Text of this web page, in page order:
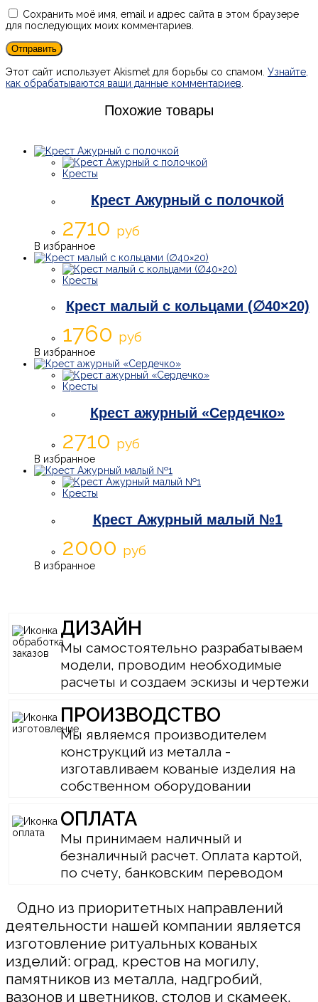
Сохранить моё имя, email и адрес сайта в этом браузере
для последующих моих комментариев.
Этот сайт использует Akismet для борьбы со спамом. Узнайте,
как обрабатываются ваши данные комментариев
Похожие товары
Кресты
Крест Ажурный с полочкой
2710 руб
В избранное
Кресты
Крест малый с кольцами (∅40×20)
1760 руб
В избранное
Кресты
Крест ажурный «Сердечко»
2710 руб
В избранное
Кресты
Крест Ажурный малый №1
2000 руб
В избранное
ДИЗАЙН
Мы самостоятельно разрабатываем
модели, проводим необходимые
расчеты и создаем эскизы и чертежи
ПРОИЗВОДСТВО
Мы являемся производителем
конструкций из металла -
изготавливаем кованые изделия на
собственном оборудовании
ОПЛАТА
Мы принимаем наличный и
безналичный расчет. Оплата картой,
по счету, банковским переводом
Одно из приоритетных направлений
деятельности нашей компании является
изготовление ритуальных кованых
изделий: оград, крестов на могилу,
памятников из металла, надгробий,
вазонов и цветников, столов и скамеек.